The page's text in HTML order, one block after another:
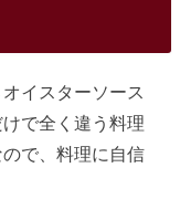
イスターソース
で全く違う料理
で、料理に自信